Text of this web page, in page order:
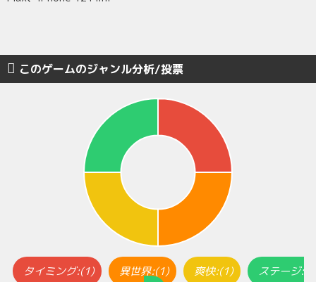
このゲームのジャンル分析/投票
タイミング:(1) 異世界:(1) 爽快:(1)
ステージ: